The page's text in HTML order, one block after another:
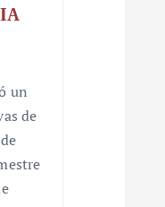
un
de